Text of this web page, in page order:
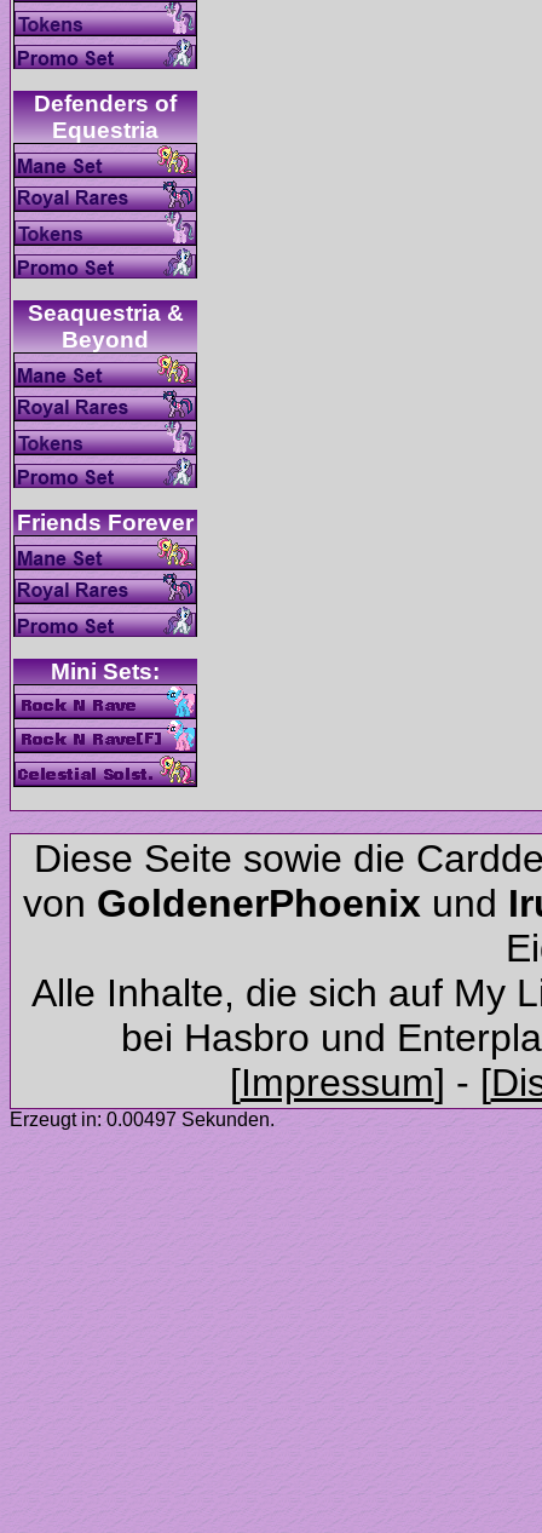
Defenders of
Seaquestria &
Diese Seite sowie die
von
und
Alle Inhalte, die sich auf My
Erzeugt in: 0.00497 Sekunden.